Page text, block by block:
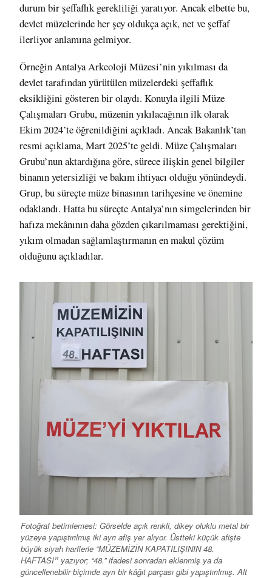
durum bir şeffaflık gerekliliği yaratıyor. Ancak elbette bu,
devlet müzelerinde her şey oldukça açık, net ve şeffaf
ilerliyor anlamına gelmiyor.
Örneğin Antalya Arkeoloji Müzesi’nin yıkılması da
devlet tarafından yürütülen müzelerdeki şeffaflık
eksikliğini gösteren bir olaydı. Konuyla ilgili Müze
Çalışmaları Grubu, müzenin yıkılacağının ilk olarak
Ekim 2024’te öğrenildiğini açıkladı. Ancak Bakanlık’tan
resmi açıklama, Mart 2025’te geldi. Müze Çalışmaları
Grubu’nun aktardığına göre, sürece ilişkin genel bilgiler
binanın yetersizliği ve bakım ihtiyacı olduğu yönündeydi.
Grup, bu süreçte müze binasının tarihçesine ve önemine
odaklandı. Hatta bu süreçte Antalya’nın simgelerinden bir
hafıza mekânının daha gözden çıkarılmaması gerektiğini,
yıkım olmadan sağlamlaştırmanın en makul çözüm
olduğunu açıkladılar.
Fotoğraf betimlemesi: Görselde açık renkli, dikey oluklu metal bir
yüzeye yapıştırılmış iki ayrı afiş yer alıyor. Üstteki küçük afişte
büyük siyah harflerle “MÜZEMİZİN KAPATILIŞININ 48.
HAFTASI”yazıyor; “48.” ifadesi sonradan eklenmiş ya da
güncellenebilir biçimde ayrı bir kâğıt parçası gibi yapıştırılmış. Alt